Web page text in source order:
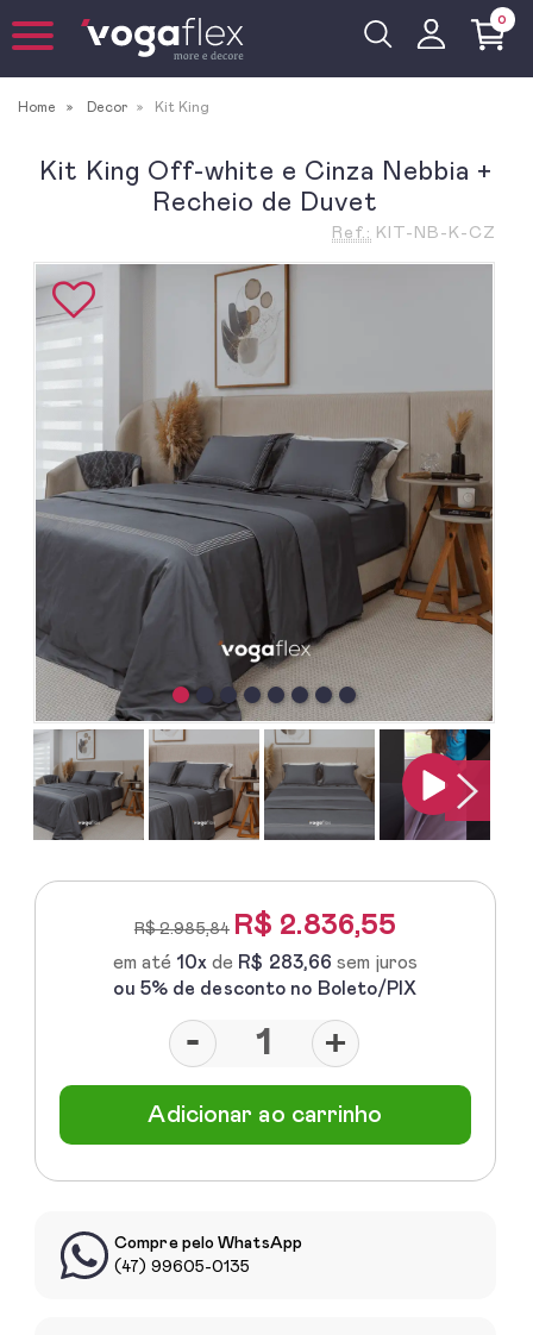
0
Home Decor Kit King
Kit King Off-white e Cinza Nebbia +
Recheio de Duvet
Ref.: KIT-NB-K-CZ
R$ 2.985,84 R$ 2.836,55
em até 10x de R$ 283,66 sem juros
ou 5% de desconto no Boleto/PIX
- +
Adicionar ao carrinho
Compre pelo WhatsApp
(47) 99605-0135